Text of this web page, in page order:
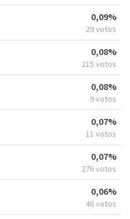
0,09%
29 votos
0,08%
215 votos
0,08%
9 votos
0,07%
11 votos
0,07%
276 votos
0,06%
46 votos